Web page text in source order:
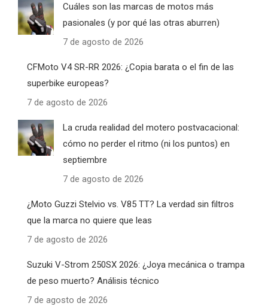
Cuáles son las marcas de motos más
pasionales (y por qué las otras aburren)
7 de agosto de 2026
CFMoto V4 SR-RR 2026: ¿Copia barata o el fin de las
superbike europeas?
7 de agosto de 2026
La cruda realidad del motero postvacacional:
cómo no perder el ritmo (ni los puntos) en
septiembre
7 de agosto de 2026
¿Moto Guzzi Stelvio vs. V85 TT? La verdad sin filtros
que la marca no quiere que leas
7 de agosto de 2026
Suzuki V-Strom 250SX 2026: ¿Joya mecánica o trampa
de peso muerto? Análisis técnico
7 de agosto de 2026